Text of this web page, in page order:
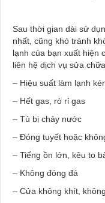
Sau thời gian dài sử
nhất, cũng khó tránh
lạnh của bạn xuất hiện
liên hệ dịch vụ sửa
– Hiệu suất làm lạnh
– Hết gas, rò rỉ gas
– Tủ bị chảy nước
– Đóng tuyết hoặc
– Tiếng ồn lớn, kêu to
– Không đóng đá
– Cửa không khít,